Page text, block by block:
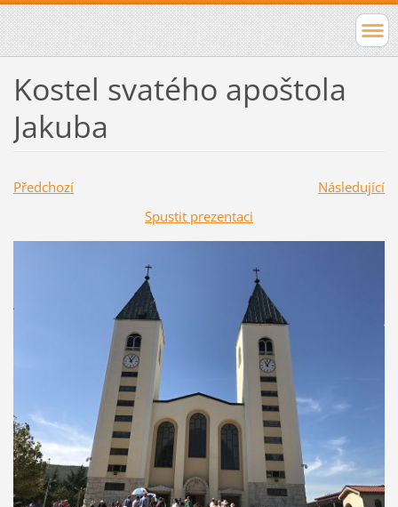
Kostel svatého apoštola
Jakuba
Předchozí
Následující
Spustit prezentaci